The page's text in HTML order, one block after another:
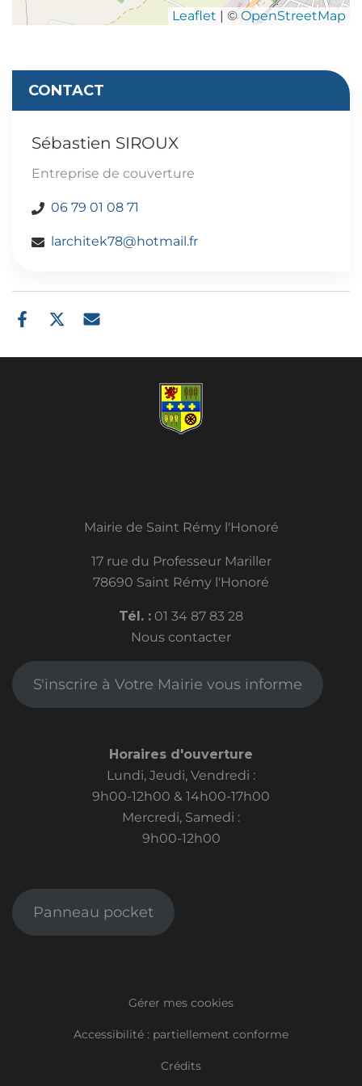
Leaflet | ©OpenStreetMap
CONTACT
Sébastien SIROUX
Entreprise de couverture
06 79 01 08 71
larchitek78@hotmail.fr
Mairie de Saint Rémy l'Honoré
17 rue du Professeur Mariller
78690 Saint Rémy l'Honoré
Tél. : 01 34 87 83 28
Nous contacter
S'inscrire à Votre Mairie vous informe
Horaires d'ouverture
Lundi, Jeudi, Vendredi :
9h00-12h00 & 14h00-17h00
Mercredi, Samedi :
9h00-12h00
Panneau pocket
Gérer mes cookies
Accessibilité : partiellement conforme
Crédits